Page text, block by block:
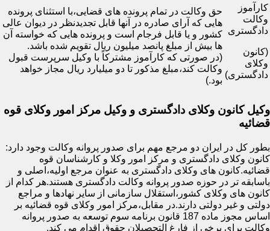
کارآموز
وکالت
دادگستری
(کانون
وکلای
دادگستری)
حق وکالت در تمام پرونده های قضایی،با استثنای پرونده
هایی که آرای صادره در آنها قابل تجدیدنظر در دیوان عالی
کشور و یا قابل فرجام است و پرونده هایی که خواسته آن
ها بیش از مبلغ پانصد میلیون ریال تقویم شده باشد.
(در صورتی که کارآموز مشترکاً با وکیل سرپرست قبول
وکالت کند،مبلغ مذکور تا دو میلیارد ریال مجاز خواهد
بود.)
وکیل کانون وکلای دادگستری و وکیل مرکز امور وکلای قوه
قضائیه
بطور کل در ایران دو مرجع مهم برای صدور پروانه وکالت وجود دارد:
کانون وکلای دادگستری و مرکز امور وکلا و کارشناسان قوه
قضائیه.کانون های وکلای دادگستری به عنوان مرجع اولیه،اصلی و
باسابقه تر در حوزه صدور پروانه وکالت دادگستری هستند.هر کدام از
کانون های وکلای کشور،استقلال سازمانی از سایر نهادها و مراجع
دولتی و غیر دولتی دارند.در مقابل،مرکز امور وکلای قوه قضائیه بر
اساس مجوز ماده 187 قانون برنامه سوم توسعه به صدور پروانه
وکالت برای برخی از فارغ التحصیلان حقوق اقدام می کند.